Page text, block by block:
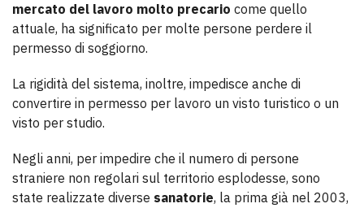
mercato del lavoro molto precario come quello
attuale, ha significato per molte persone perdere il
permesso di soggiorno.
La rigidità del sistema, inoltre, impedisce anche di
convertire in permesso per lavoro un visto turistico o un
visto per studio.
Negli anni, per impedire che il numero di persone
straniere non regolari sul territorio esplodesse, sono
state realizzate diverse sanatorie, la prima già nel 2003,